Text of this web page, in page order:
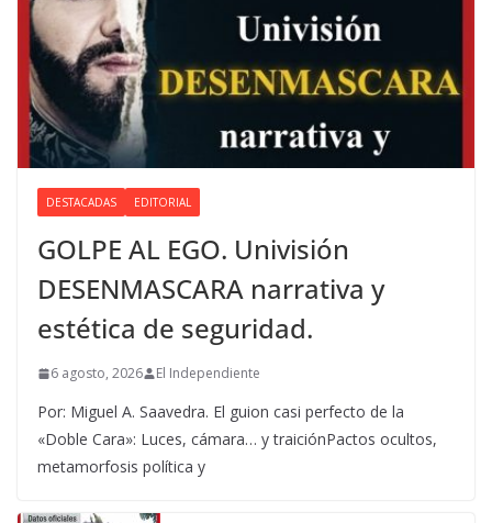
DESTACADAS EDITORIAL
GOLPE AL EGO. Univisión
DESENMASCARA narrativa y
estética de seguridad.
6 agosto, 2026 El Independiente
Por: Miguel A. Saavedra. El guion casi perfecto de la
«Doble Cara»: Luces, cámara… y traiciónPactos ocultos,
metamorfosis política y